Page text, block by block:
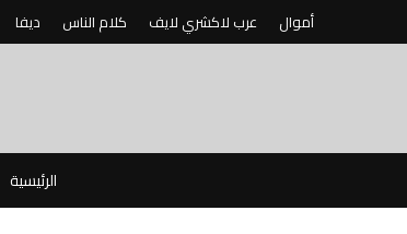
أموال عرب لاكشري لايف كلام الناس ديفا
الرئيسية